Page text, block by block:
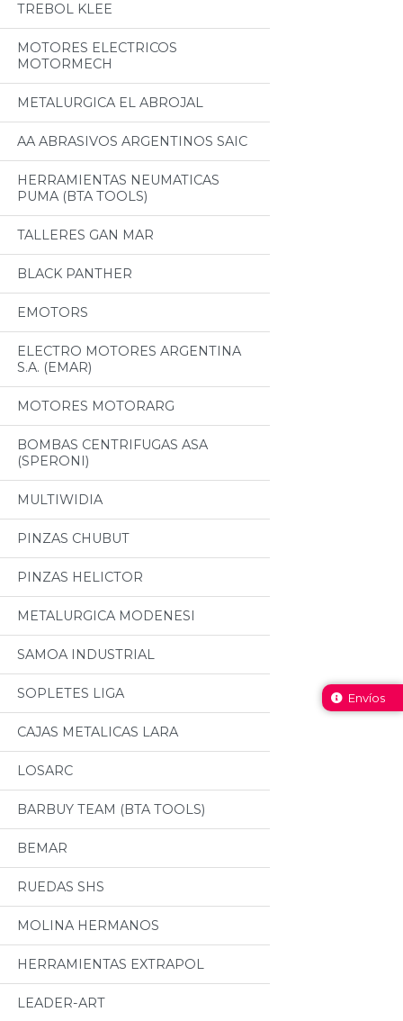
TREBOL KLEE
MOTORES ELECTRICOS
MOTORMECH
METALURGICA EL ABROJAL
AA ABRASIVOS ARGENTINOS SAIC
HERRAMIENTAS NEUMATICAS
PUMA (BTA TOOLS)
TALLERES GAN MAR
BLACK PANTHER
EMOTORS
ELECTRO MOTORES ARGENTINA
S.A. (EMAR)
MOTORES MOTORARG
BOMBAS CENTRIFUGAS ASA
(SPERONI)
MULTIWIDIA
PINZAS CHUBUT
PINZAS HELICTOR
METALURGICA MODENESI
SAMOA INDUSTRIAL
SOPLETES LIGA
CAJAS METALICAS LARA
LOSARC
BARBUY TEAM (BTA TOOLS)
BEMAR
RUEDAS SHS
MOLINA HERMANOS
HERRAMIENTAS EXTRAPOL
LEADER-ART
Envíos